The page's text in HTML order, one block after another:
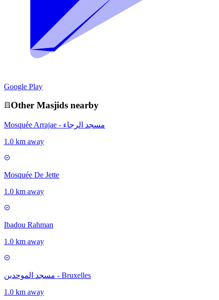
Google Play
Other Masjids nearby
Mosquée Arrajae - مسجد الرجاء
1.0 km away
Mosquée De Jette
1.0 km away
Ibadou Rahman
1.0 km away
مسجد الموحدين - Bruxelles
1.0 km away